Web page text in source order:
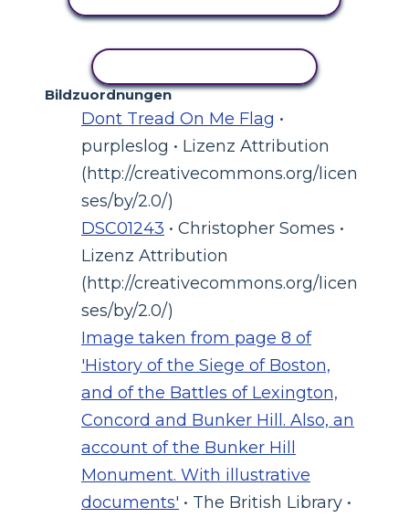
Bildzuordnungen
Dont Tread On Me Flag •
purpleslog • Lizenz Attribution
(http://creativecommons.org/licen
ses/by/2.0/)
DSC01243 • Christopher Somes •
Lizenz Attribution
(http://creativecommons.org/licen
ses/by/2.0/)
Image taken from page 8 of
'History of the Siege of Boston,
and of the Battles of Lexington,
Concord and Bunker Hill. Also, an
account of the Bunker Hill
Monument. With illustrative
documents' • The British Library •